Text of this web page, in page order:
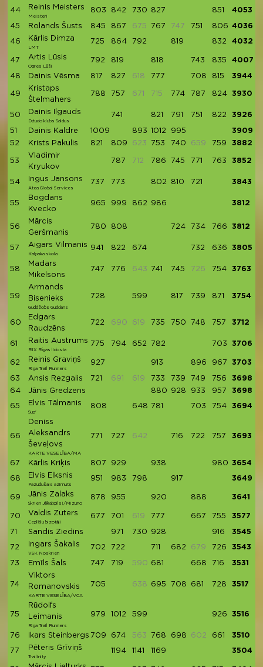
44 Reinis Meisters
Meisteri
803 842 730 827 851 4053
45 Rolands Šusts 845 867 675 767 747 751 806 4036
46 Kārlis Dimza
LMT
725 864 792 819 832 4032
47 Artis Lūsis
Ogres Lūši
792 819 818 743 835 4007
48 Dainis Vēsma 817 827 618 777 708 815 3944
49
Kristaps
Štelmahers
788 757 671 715 774 787 824 3930
50 Dainis Ilgauds
Džudo klubs Saldus
741 821 791 751 822 3926
51 Dainis Kaldre 1009 893 1012 995
3909
52
Krists Pakulis 821 809 623 753 740 659 759 3882
53
Vladimir
Kryukov
787 712 786 745 771 763 3852
54 Ingus Jansons
Atea Global Services
737 773 802 810 721 3843
55
Bogdans
Kvecko
965 999 862 986 3812
56
Mārcis
Geršmanis
780 808 724 734 766 3812
57 Aigars Vilmanis
Kalpaka skola
941 822 674 732 636 3805
58
Madars
Mikelsons
747 776 643 741 745 726 754 3763
59
Armands
Bisenieks
Guddžobs Guddans
728 599 817 739 871 3754
60
Edgars
Raudzēns
722 690 619 735 750 748 757 3712
61 Raitis Austrums
RIX Rīgas lidosta
775 794 652 782 703 3706
62 Reinis Graviņš
Riga Trail Runners
927 913 896 967 3703
63 Ansis Rezgalis 721 691 619 733 739 749 756
3698
64
Jānis Gredzens 880 928 933 957 3698
65 Elvis Tālmanis
Sup'
808 648 781 703 754 3694
66
Deniss
Aleksandrs
Ševeļovs
KARTE VESELĪBA/MA
771 727 642 716 722 757 3693
67 Kārlis Kriķis 807 929 938 980 3654
68 Elvis Elksnis
Pazudušais azimuts
951 983 798 917 3649
69 Jānis Zalaks
Skrien Jēkabpils!/Mizuno
878 955 920 888 3641
70 Valdis Zuters
Ceplīšu bizotāji
677 701 619 777 667 755 3577
71 Sandis Ziedins 971 730 928 916 3545
72 Ingars Šakalis
VSK Noskrien
702 722 711 682 679 726 3543
73 Emīls Šals 747 719 590 681 668 716 3531
74
Viktors
Romanovskis
KARTE VESELĪBA/VCA
705 638 695 708 681 728 3517
75
Rūdolfs
Leimanis
Riga Trail Runners
979 1012 599 926 3516
76 Ikars Steinbergs 709 674 563 768 698 602 661 3510
77 Pēteris Grīviņš
Trailinity
1194 1141 1169 3504